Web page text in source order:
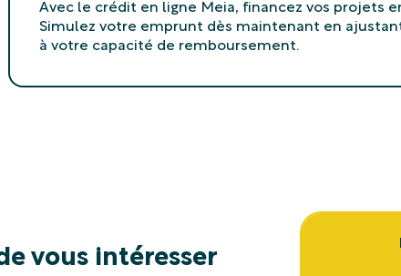
Avec le crédit en ligne Meia, financez vos projets
Simulez votre emprunt dès maintenant en
à votre capacité de remboursement.
vous intéresser